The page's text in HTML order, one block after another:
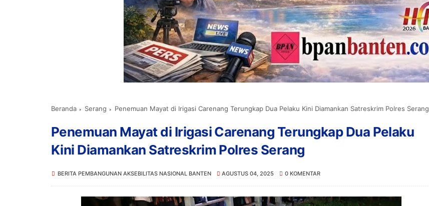
Beranda Serang Penemuan Mayat di Irigasi Carenang Terungkap Dua Pelaku Kini Diamankan Satreskrim Polres Serang
Penemuan Mayat di Irigasi Carenang Terungkap Dua Pelaku
Kini Diamankan Satreskrim Polres Serang
BERITA PEMBANGUNAN AKSEBILITAS NASIONAL BANTEN AGUSTUS 04, 2025 0 KOMENTAR